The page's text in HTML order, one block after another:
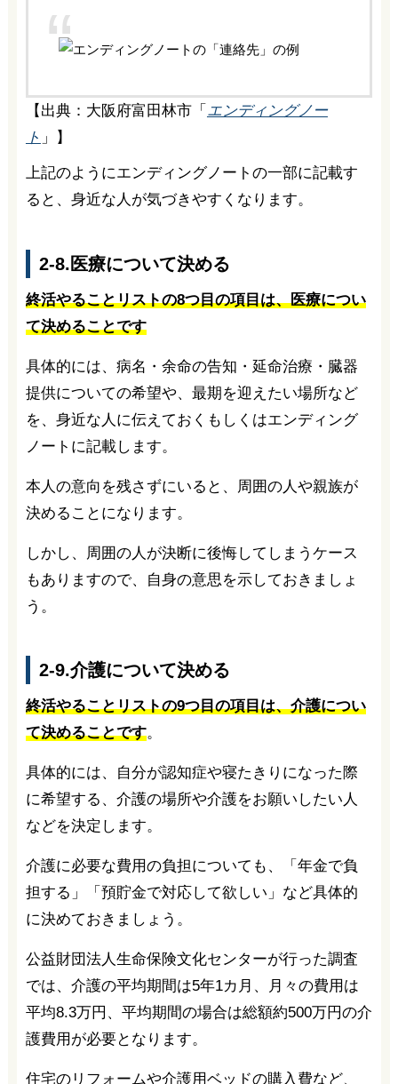
【出典：大阪府富田林市「 エンディングノー
ト 」】
上記のようにエンディングノートの一部に記載す
ると、身近な人が気づきやすくなります。
2-8.医療について決める
終活やることリストの8つ目の項目は、医療につい
て決めることです
具体的には、病名・余命の告知・延命治療・臓器
提供についての希望や、最期を迎えたい場所など
を、身近な人に伝えておくもしくはエンディング
ノートに記載します。
本人の意向を残さずにいると、周囲の人や親族が
決めることになります。
しかし、周囲の人が決断に後悔してしまうケース
もありますので、自身の意思を示しておきましょ
う。
2-9.介護について決める
終活やることリストの9つ目の項目は、介護につい
て決めることです。
具体的には、自分が認知症や寝たきりになった際
に希望する、介護の場所や介護をお願いしたい人
などを決定します。
介護に必要な費用の負担についても、「年金で負
担する」「預貯金で対応して欲しい」など具体的
に決めておきましょう。
公益財団法人生命保険文化センターが行った調査
では、介護の平均期間は5年1カ月、月々の費用は
平均8.3万円、平均期間の場合は総額約500万円の介
護費用が必要となります。
住宅のリフォームや介護用ベッドの購入費など、